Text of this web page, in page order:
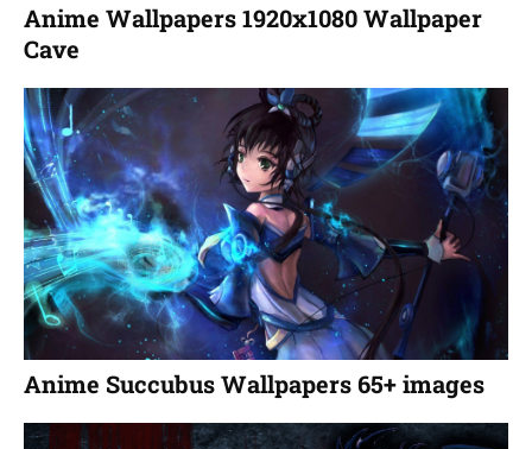
Anime Wallpapers 1920x1080 Wallpaper
Cave
Anime Succubus Wallpapers 65+ images